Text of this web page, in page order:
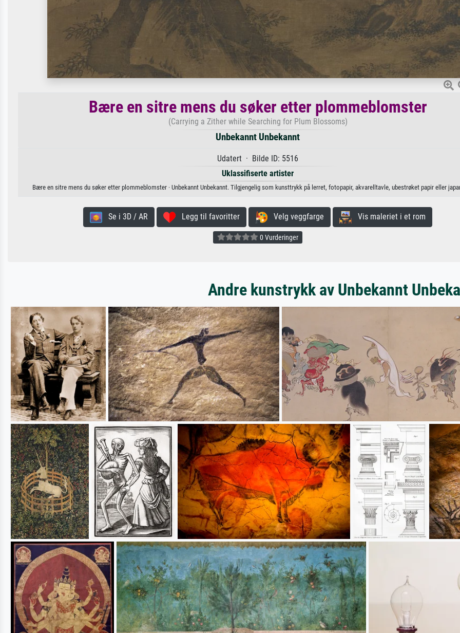
Bære en sitre mens du søker etter plommeblomster
(Carrying a Zither while Searching for Plum Blossoms)
Unbekannt Unbekannt
Udatert · Bilde ID: 5516
Uklassifiserte artister
Bære en sitre mens du søker etter plommeblomster · Unbekannt Unbekannt. Tilgjengelig som kunsttrykk på lerret, fotopapir, akvarelltavle, ubestrøket papir eller
Se i 3D / AR Legg til favoritter Velg veggfarge Vis maleriet i et rom
0 Vurderinger
Andre kunstrykk av Unbekannt